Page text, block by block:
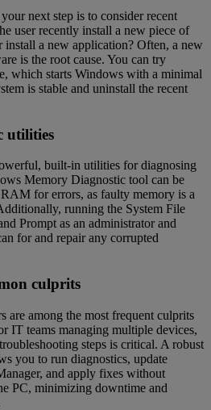
next step is to consider recent
user recently install a new piece of
install a new application? Often, a new
is the root cause. You can try
which starts Windows with a minimal
is stable and uninstall the recent
utilities
built-in utilities for diagnosing
Memory Diagnostic tool can be
for errors, as faulty memory is a
running the System File
Prompt as an administrator and
for and repair any corrupted
culprits
are among the most frequent culprits
IT teams managing multiple devices,
steps is critical. A robust
you to run diagnostics, update
and apply fixes without
PC, minimizing downtime and